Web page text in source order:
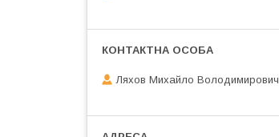
Ляхов Михайло Володимирович